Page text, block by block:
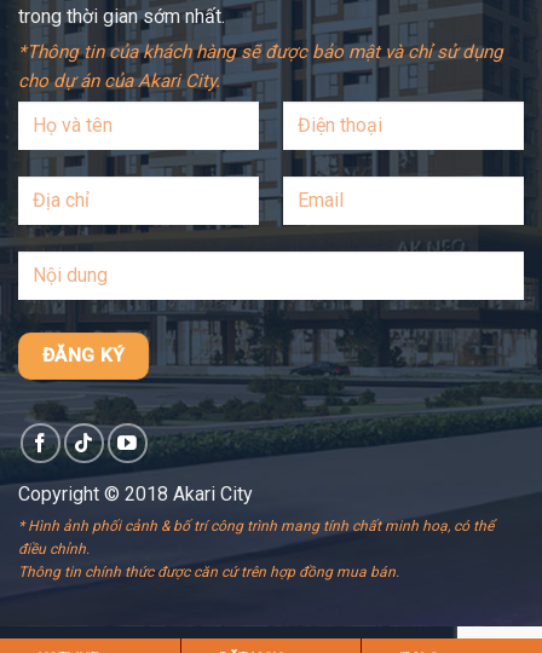
trong thời gian sớm nhất.
*Thông tin của khách hàng sẽ được bảo mật và chỉ sử dụng
cho dự án của Akari City.
Copyright © 2018 Akari City
* Hình ảnh phối cảnh & bố trí công trình mang tính chất minh hoạ, có thể
điều chỉnh.
Thông tin chính thức được căn cứ trên hợp đồng mua bán.